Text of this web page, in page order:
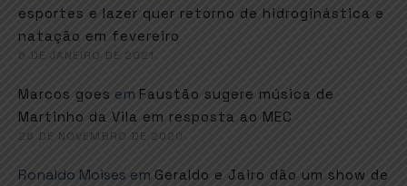
esportes e lazer quer retorno de hidroginástica e
natação em fevereiro
6 DE JANEIRO DE 2021
Marcos goes em Faustão sugere música de
Martinho da Vila em resposta ao MEC
26 DE NOVEMBRO DE 2020
Ronaldo Moises em Geraldo e Jairo dão um show de